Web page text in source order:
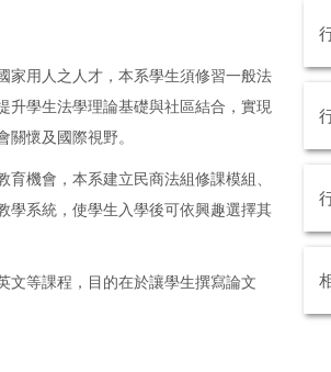
家用人之人才，本系學生須修習一般法
升學生法學理論基礎與社區結合，實現
懷及國際視野。
機會，本系建立民商法組修課模組、
學系統，使學生入學後可依興趣選擇其
文等課程，目的在於讓學生撰寫論文